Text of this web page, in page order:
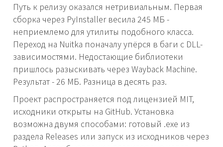
Путь к релизу оказался нетривиальным. Первая
сборка через PyInstaller весила 245 МБ -
неприемлемо для утилиты подобного класса.
Переход на Nuitka поначалу упёрся в баги с DLL-
зависимостями. Недостающие библиотеки
пришлось разыскивать через Wayback Machine.
Результат - 26 МБ. Разница в десять раз.
Проект распространяется под лицензией MIT,
исходники открыты на GitHub. Установка
возможна двумя способами: готовый .exe из
раздела Releases или запуск из исходников через